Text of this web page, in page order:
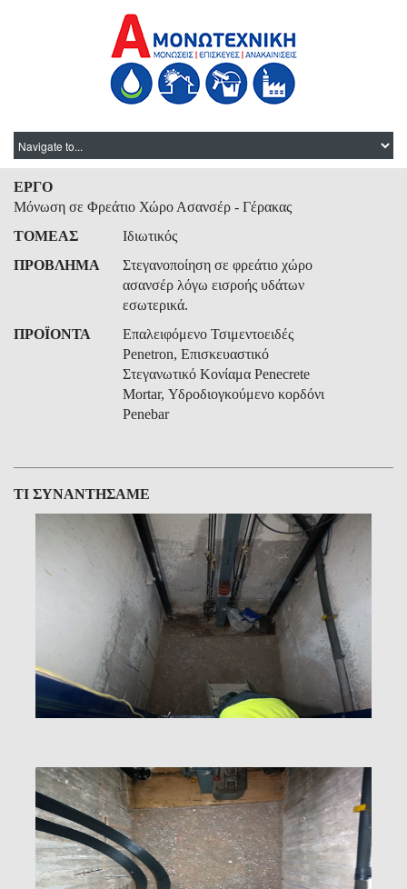
ΕΡΓΟ
Μόνωση σε Φρεάτιο Χώρο Ασανσέρ - Γέρακας
ΤΟΜΕΑΣ
Ιδιωτικός
ΠΡΟΒΛΗΜΑ
Στεγανοποίηση σε φρεάτιο χώρο
ασανσέρ λόγω εισροής υδάτων
εσωτερικά.
ΠΡΟΪΟΝΤΑ
Επαλειφόμενο Τσιμεντοειδές
Penetron, Επισκευαστικό
Στεγανωτικό Κονίαμα Penecrete
Mortar, Υδροδιογκούμενο κορδόνι
Penebar
ΤΙ ΣΥΝΑΝΤΗΣΑΜΕ